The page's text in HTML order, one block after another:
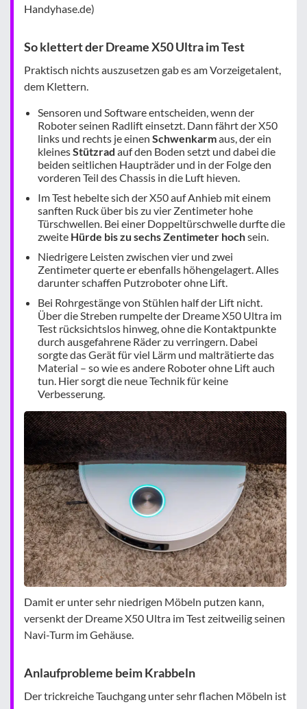
Handyhase.de)
So klettert der Dreame X50 Ultra im Test
Praktisch nichts auszusetzen gab es am Vorzeigetalent,
dem Klettern.
Sensoren und Software entscheiden, wenn der
Roboter seinen Radlift einsetzt. Dann fährt der X50
links und rechts je einen Schwenkarmaus, der ein
kleinesStützrad auf den Boden setzt und dabei die
beiden seitlichen Haupträder und in der Folge den
vorderen Teil des Chassis in die Luft hieven.
Im Test hebelte sich der X50 auf Anhieb mit einem
sanften Ruck über bis zu vier Zentimeter hohe
Türschwellen. Bei einer Doppeltürschwelle durfte die
zweite Hürde bis zu sechs Zentimeter hochsein.
Niedrigere Leisten zwischen vier und zwei
Zentimeter querte er ebenfalls höhengelagert. Alles
darunter schaffen Putzroboter ohne Lift.
Bei Rohrgestänge von Stühlen half der Lift nicht.
Über die Streben rumpelte der Dreame X50 Ultra im
Test rücksichtslos hinweg, ohne die Kontaktpunkte
durch ausgefahrene Räder zu verringern. Dabei
sorgte das Gerät für viel Lärm und malträtierte das
Material – so wie es andere Roboter ohne Lift auch
tun. Hier sorgt die neue Technik für keine
Verbesserung.
Damit er unter sehr niedrigen Möbeln putzen kann,
versenkt der Dreame X50 Ultra im Test zeitweilig seinen
Navi-Turm im Gehäuse.
Anlaufprobleme beim Krabbeln
Der trickreiche Tauchgang unter sehr flachen Möbeln ist